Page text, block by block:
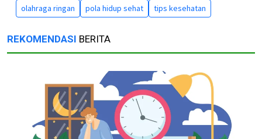
olahraga ringan pola hidup sehat tips kesehatan
REKOMENDASI BERITA